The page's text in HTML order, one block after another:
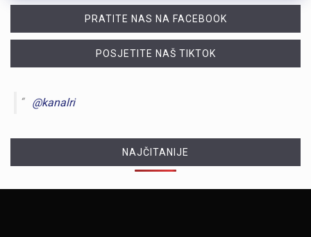
PRATITE NAS NA FACEBOOK
POSJETITE NAŠ TIKTOK
@kanalri
NAJČITANIJE